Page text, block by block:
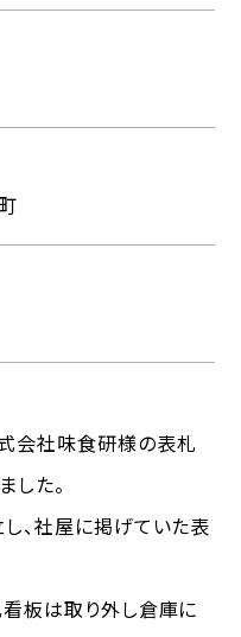
会社味食研様の表札
した。
、社屋に掲げていた表
板は取り外し倉庫に